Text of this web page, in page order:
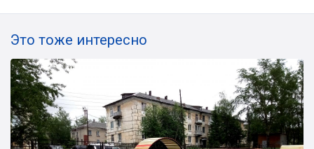
Это тоже интересно